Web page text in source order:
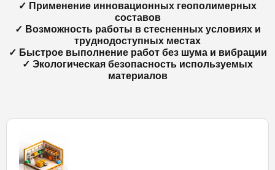
✓ Применение инновационных геополимерных
составов
✓ Возможность работы в стесненных условиях и
труднодоступных местах
✓ Быстрое выполнение работ без шума и вибрации
✓ Экологическая безопасность используемых
материалов